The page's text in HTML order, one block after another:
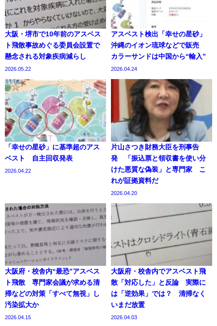
大阪・堺市で10年前のアスベス
ト飛散事故めぐる委員会設置で
懸念される対象疾病減らし
2026.05.22
アスベスト検出「幸せの星砂」
沖縄のイオン琉球などで販売
カラーサンドは中国から“輸入”
2026.04.24
「幸せの星砂」に基準超のアス
ベスト 自主回収発表
2026.04.22
片山さつき財務大臣を刑事告
発 「振込票と領収書を使い分
けた悪質な偽装」と専門家 こ
れが証拠資料だ
2026.04.20
大阪府・校舎内“最恐”アスベス
ト飛散 専門家会議が求める清
掃などの対策「すべて無視」し
汚染拡大か
2026.04.15
大阪府・校舎内でアスベスト飛
散「対応した」と反論 実際に
は「逆効果」では？ 清掃なく
いまだ放置
2026.04.03